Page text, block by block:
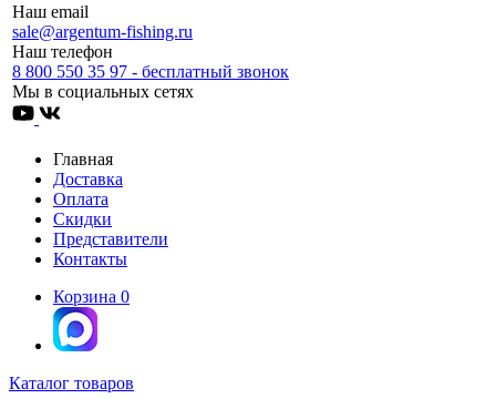
Наш email
sale@argentum-fishing.ru
Наш телефон
8 800 550 35 97 - бесплатный звонок
Мы в социальных сетях
Главная
Доставка
Оплата
Скидки
Представители
Контакты
Корзина 0
Каталог товаров